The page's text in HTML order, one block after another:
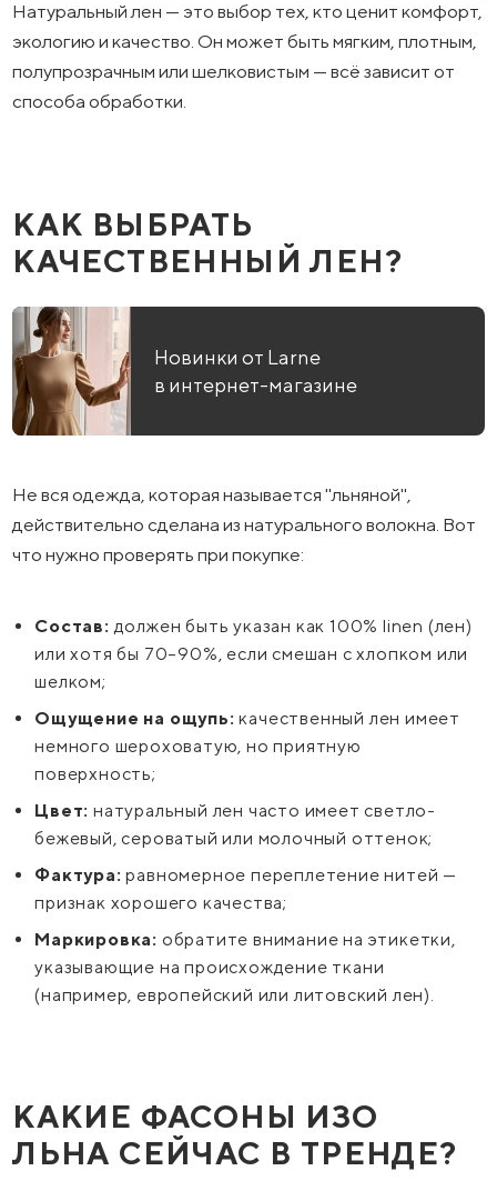
Натуральный лен — это выбор тех, кто ценит комфорт,
экологию и качество. Он может быть мягким, плотным,
полупрозрачным или шелковистым — всё зависит от
способа обработки.
КАК ВЫБРАТЬ
КАЧЕСТВЕННЫЙ ЛЕН?
Новинки от Larne
в интернет-магазине
Не вся одежда, которая называется "льняной",
действительно сделана из натурального волокна. Вот
что нужно проверять при покупке:
Состав: должен быть указан как 100% linen (лен)
или хотя бы 70–90%, если смешан с хлопком или
шелком;
Ощущение на ощупь: качественный лен имеет
немного шероховатую, но приятную
поверхность;
Цвет: натуральный лен часто имеет светло-
бежевый, сероватый или молочный оттенок;
Фактура: равномерное переплетение нитей —
признак хорошего качества;
Маркировка: обратите внимание на этикетки,
указывающие на происхождение ткани
(например, европейский или литовский лен).
КАКИЕ ФАСОНЫ ИЗО
ЛЬНА СЕЙЧАС В ТРЕНДЕ?